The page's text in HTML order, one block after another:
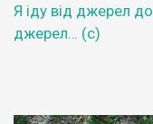
Я іду від джерел до
джерел… (с)